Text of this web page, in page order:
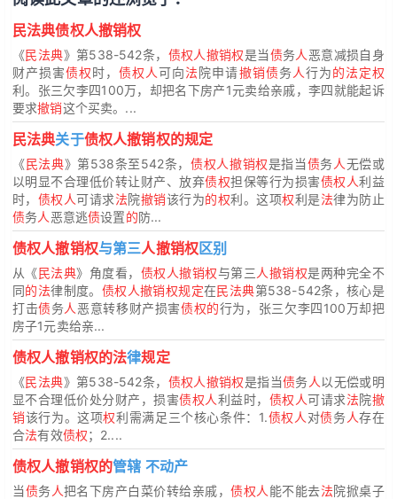
民法典债权人撤销权
《民法典》第538-542条， 债权人撤销权是当债务人 恶意减损自身
财产损害债权时，债权人可向法院申请撤销债务人行为的法定权
利。张三欠李四100万，却把名下房产1元卖给亲戚，李四就能起诉
要求撤销这个买卖。...
民法典关于债权人撤销权的规定
《民法典》第538条至542条，债权人撤销权是指当债务人无偿或
以明显不合理低价转让财产、放弃债权担保等行为损害债权人利益
时， 债权人可请求法院撤销该行为的权利。这项权利是法律为防止
债务人 恶意逃债设置的防...
债权人撤销权与第三人撤销权区别
从《民法典》角度看， 债权人撤销权与第三人撤销权是两种完全不
同的法律制度。 债权人撤销权规定在民法典第538-542条，核心是
打击债务人 恶意转移财产损害债权的行为，张三欠李四100万却把
房子1元卖给亲...
债权人撤销权的法律规定
《民法典》第538-542条， 债权人撤销权是指当债务人 以无偿或明
显不合理低价处分财产，损害债权人利益时， 债权人可请求法院撤
销该行为。这项权利需满足三个核心条件：1.债权人 对债务人存在
合法有效债权；2....
债权人撤销权的管辖 不动产
当债务人把名下房产白菜价转给亲戚，债权人 能不能去法院掀桌子